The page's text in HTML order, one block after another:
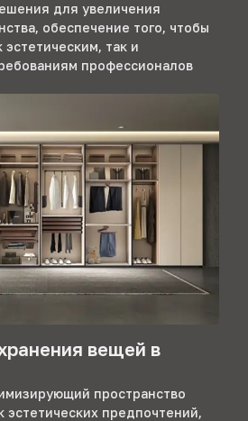
для увеличения
обеспечение того, чтобы
эстетическим, так и
профессионалов
вещей в
пространство
эстетических предпочтений,